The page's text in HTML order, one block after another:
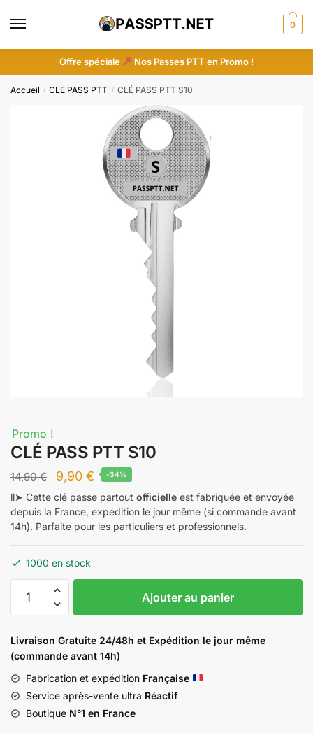
0
Offre spéciale Nos Passes PTT en Promo !
Accueil / CLE PASS PTT / CLÉ PASS PTT S10
Promo !
CLÉ PASS PTT S10
14,90€
Le
prix
initial
était :
14,90 €.
9,90 € Le
prix
actuel
est :
-34%
ll➤ Cette clé passe partout officielle est fabriquée et envoyée
depuis la France, expédition le jour même (si commande avant
14h). Parfaite pour les particuliers et professionnels.
1000 en stock
PASS
PTT
Ajouter au panier
Livraison Gratuite 24/48h et Expédition le jour même
(commande avant 14h)
Fabrication et expédition Française
Service après-vente ultra Réactif
Boutique N°1 en France